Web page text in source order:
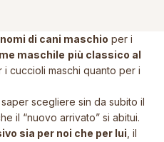
nomi di cani maschio per i
maschile più classico al
i cuccioli maschi quanto per i
scegliere sin da subito il
il “nuovo arrivato” si abitui.
sia per noi che per lui , il